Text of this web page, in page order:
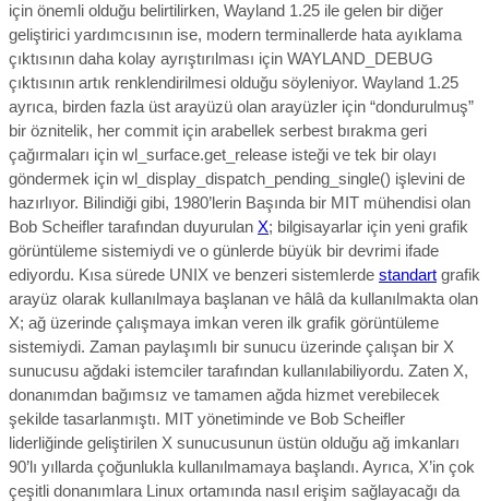
için önemli olduğu belirtilirken, Wayland 1.25 ile gelen bir diğer
geliştirici yardımcısının ise, modern terminallerde hata ayıklama
çıktısının daha kolay ayrıştırılması için WAYLAND_DEBUG
çıktısının artık renklendirilmesi olduğu söyleniyor. Wayland 1.25
ayrıca, birden fazla üst arayüzü olan arayüzler için “dondurulmuş”
bir öznitelik, her commit için arabellek serbest bırakma geri
çağırmaları için wl_surface.get_release isteği ve tek bir olayı
göndermek için wl_display_dispatch_pending_single() işlevini de
hazırlıyor. Bilindiği gibi, 1980’lerin Başında bir MIT mühendisi olan
Bob Scheifler tarafından duyurulan X; bilgisayarlar için yeni grafik
görüntüleme sistemiydi ve o günlerde büyük bir devrimi ifade
ediyordu. Kısa sürede UNIX ve benzeri sistemlerde standart grafik
arayüz olarak kullanılmaya başlanan ve hâlâ da kullanılmakta olan
X; ağ üzerinde çalışmaya imkan veren ilk grafik görüntüleme
sistemiydi. Zaman paylaşımlı bir sunucu üzerinde çalışan bir X
sunucusu ağdaki istemciler tarafından kullanılabiliyordu. Zaten X,
donanımdan bağımsız ve tamamen ağda hizmet verebilecek
şekilde tasarlanmıştı. MIT yönetiminde ve Bob Scheifler
liderliğinde geliştirilen X sunucusunun üstün olduğu ağ imkanları
90’lı yıllarda çoğunlukla kullanılmamaya başlandı. Ayrıca, X’in çok
çeşitli donanımlara Linux ortamında nasıl erişim sağlayacağı da